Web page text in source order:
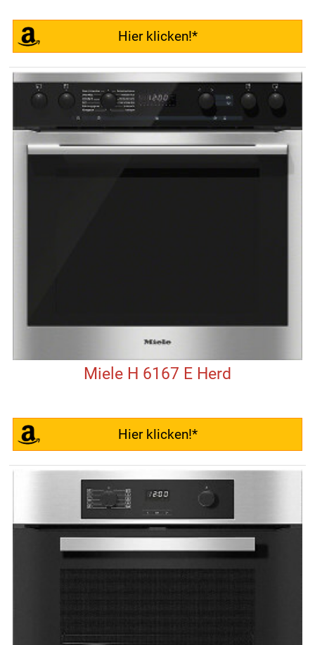
Hier klicken!*
Miele H 6167 E Herd
Hier klicken!*